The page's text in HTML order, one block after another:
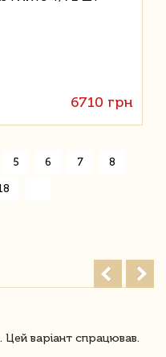
6710 грн
5 6 7 8
Цей варіант спрацював.